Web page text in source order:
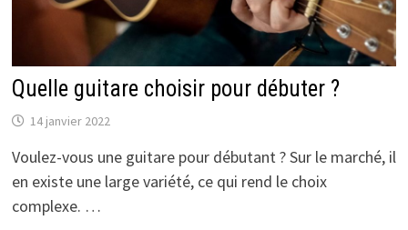
Quelle guitare choisir pour débuter ?
14 janvier 2022
Voulez-vous une guitare pour débutant ? Sur le marché, il
en existe une large variété, ce qui rend le choix
complexe. …